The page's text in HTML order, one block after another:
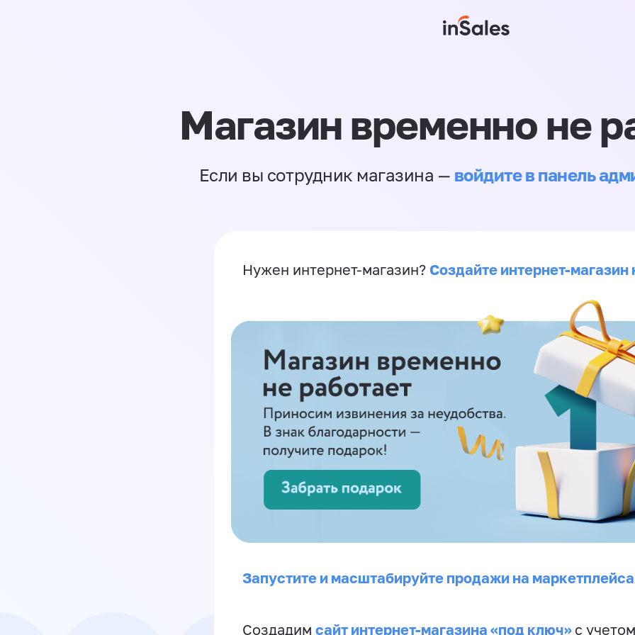
Магазин временно не
Если вы сотрудник магазина — войдите в панель
Нужен интернет-магазин? Создайте интернет-магазин
Запустите и масштабируйте продажи на
Создадим сайт интернет-магазина «под ключ» с учетом